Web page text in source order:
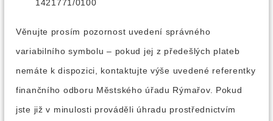
1421771/0100
Věnujte prosím pozornost uvedení správného
variabilního symbolu – pokud jej z předešlých plateb
nemáte k dispozici, kontaktujte výše uvedené referentky
finančního odboru Městského úřadu Rýmařov. Pokud
jste již v minulosti prováděli úhradu prostřednictvím